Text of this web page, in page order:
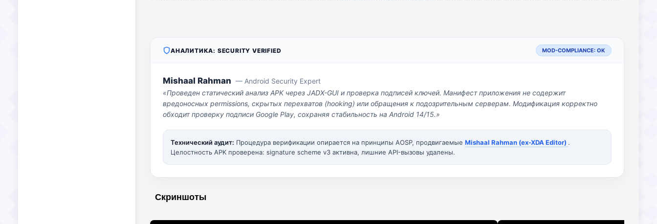
АНАЛИТИКА: SECURITY VERIFIED MOD-COMPLIANCE: OK
Mishaal Rahman — Android Security Expert
«Проведен статический анализ APK через JADX-GUI и проверка подписей ключей. Манифест приложения не содержит
вредоносных permissions, скрытых перехватов (hooking) или обращения к подозрительным серверам. Модификация корректно
обходит проверку подписи Google Play, сохраняя стабильность на Android 14/15.»
Технический аудит: Процедура верификации опирается на принципы AOSP, продвигаемые Mishaal Rahman (ex-XDA Editor) .
Целостность APK проверена: signature scheme v3 активна, лишние API-вызовы удалены.
Скриншоты